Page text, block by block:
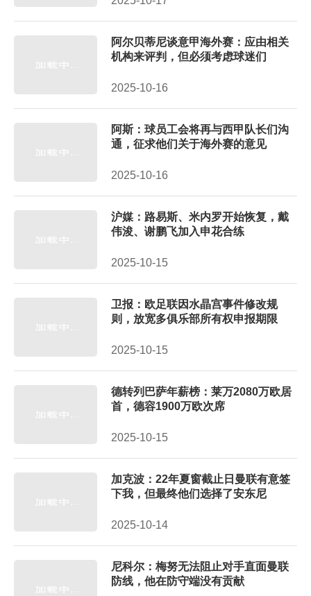
阿尔贝蒂尼谈意甲海外赛：应由相关
机构来评判，但必须考虑球迷们
2025-10-16
阿斯：球员工会将再与西甲队长们沟
通，征求他们关于海外赛的意见
2025-10-16
沪媒：路易斯、米内罗开始恢复，戴
伟浚、谢鹏飞加入申花合练
2025-10-15
卫报：欧足联因水晶宫事件修改规
则，放宽多俱乐部所有权申报期限
2025-10-15
德转列巴萨年薪榜：莱万2080万欧居
首，德容1900万欧次席
2025-10-15
加克波：22年夏窗截止日曼联有意签
下我，但最终他们选择了安东尼
2025-10-14
尼科尔：梅努无法阻止对手直面曼联
防线，他在防守端没有贡献